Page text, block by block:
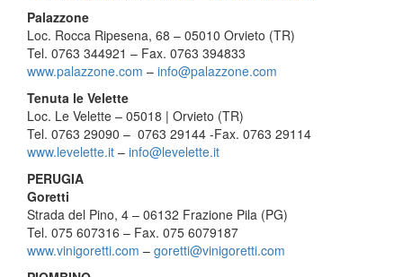
Palazzone
Loc. Rocca Ripesena, 68 – 05010 Orvieto (TR)
Tel. 0763 344921 – Fax. 0763 394833
www.palazzone.com – info@palazzone.com
Tenuta le Velette
Loc. Le Velette – 05018 | Orvieto (TR)
Tel. 0763 29090 – 0763 29144 -Fax. 0763 29114
www.levelette.it – info@levelette.it
PERUGIA
Goretti
Strada del Pino, 4 – 06132 Frazione Pila (PG)
Tel. 075 607316 – Fax. 075 6079187
www.vinigoretti.com – goretti@vinigoretti.com